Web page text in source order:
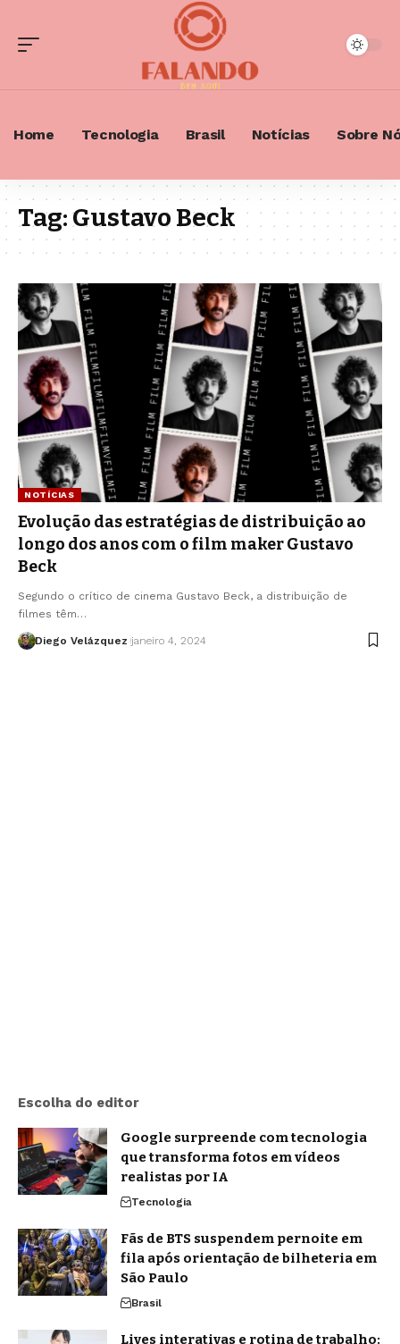
Home Tecnologia Brasil Notícias Sobre
Tag:Gustavo Beck
NOTÍCIAS
Evolução das estratégias de distribuição ao
longo dos anos com o film maker Gustavo
Beck
Segundo o crítico de cinema Gustavo Beck, a distribuição de
filmes têm…
Diego Velázquez janeiro 4, 2024
Escolha do editor
Google surpreende com tecnologia
que transforma fotos em vídeos
realistas por IA
Tecnologia
Fãs de BTS suspendem pernoite em
fila após orientação de bilheteria em
São Paulo
Brasil
Lives interativas e rotina de trabalho: